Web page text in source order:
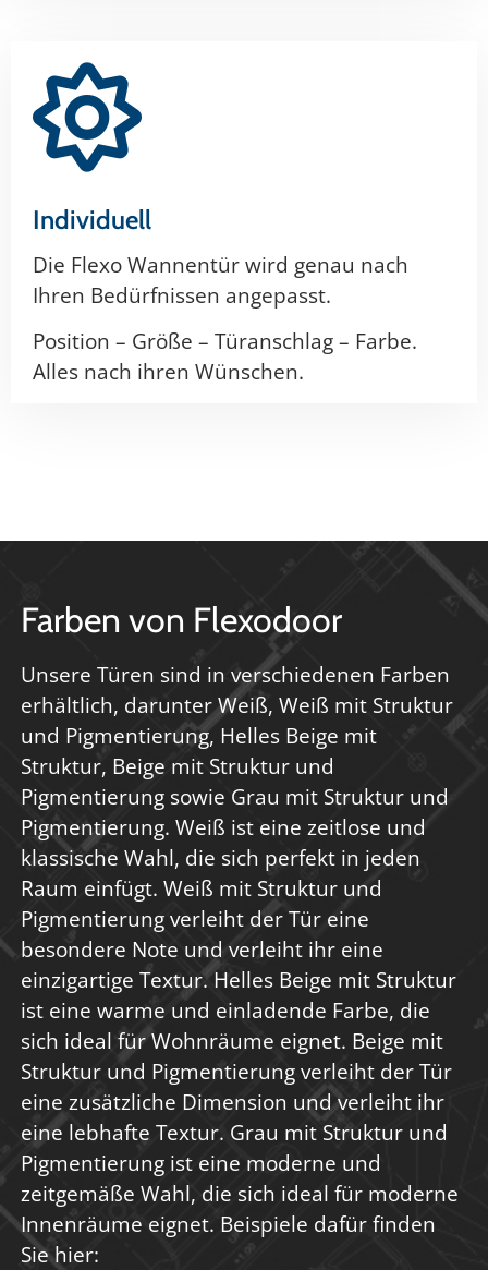
Individuell
Die Flexo Wannentür wird genau nach
Ihren Bedürfnissen angepasst.
Position – Größe – Türanschlag – Farbe.
Alles nach ihren Wünschen.
Farben von Flexodoor
Unsere Türen sind in verschiedenen Farben
erhältlich, darunter Weiß, Weiß mit Struktur
und Pigmentierung, Helles Beige mit
Struktur, Beige mit Struktur und
Pigmentierung sowie Grau mit Struktur und
Pigmentierung. Weiß ist eine zeitlose und
klassische Wahl, die sich perfekt in jeden
Raum einfügt. Weiß mit Struktur und
Pigmentierung verleiht der Tür eine
besondere Note und verleiht ihr eine
einzigartige Textur. Helles Beige mit Struktur
ist eine warme und einladende Farbe, die
sich ideal für Wohnräume eignet. Beige mit
Struktur und Pigmentierung verleiht der Tür
eine zusätzliche Dimension und verleiht ihr
eine lebhafte Textur. Grau mit Struktur und
Pigmentierung ist eine moderne und
zeitgemäße Wahl, die sich ideal für moderne
Innenräume eignet. Beispiele dafür finden
Sie hier: